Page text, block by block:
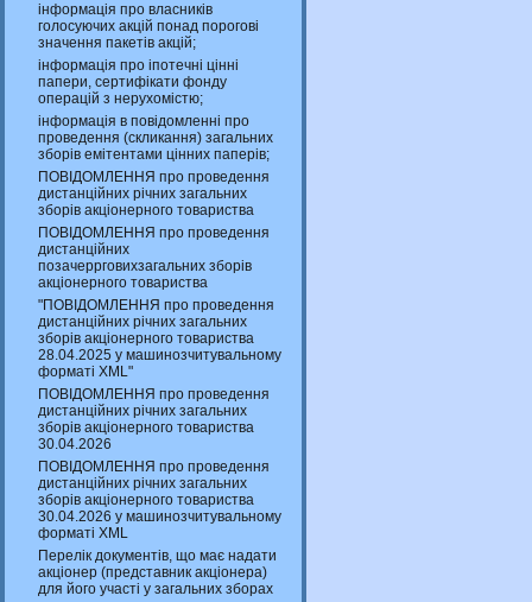
інформація про власників
голосуючих акцій понад порогові
значення пакетів акцій;
інформація про іпотечні цінні
папери, сертифікати фонду
операцій з нерухомістю;
інформація в повідомленні про
проведення (скликання) загальних
зборів емітентами цінних паперів;
ПОВІДОМЛЕННЯ про проведення
дистанційних річних загальних
зборів акціонерного товариства
ПОВІДОМЛЕННЯ про проведення
дистанційних
позачеррговихзагальних зборів
акціонерного товариства
"ПОВІДОМЛЕННЯ про проведення
дистанційних річних загальних
зборів акціонерного товариства
28.04.2025 у машинозчитувальному
форматі XML"
ПОВІДОМЛЕННЯ про проведення
дистанційних річних загальних
зборів акціонерного товариства
30.04.2026
ПОВІДОМЛЕННЯ про проведення
дистанційних річних загальних
зборів акціонерного товариства
30.04.2026 у машинозчитувальному
форматі XML
Перелік документів, що має надати
акціонер (представник акціонера)
для його участі у загальних зборах